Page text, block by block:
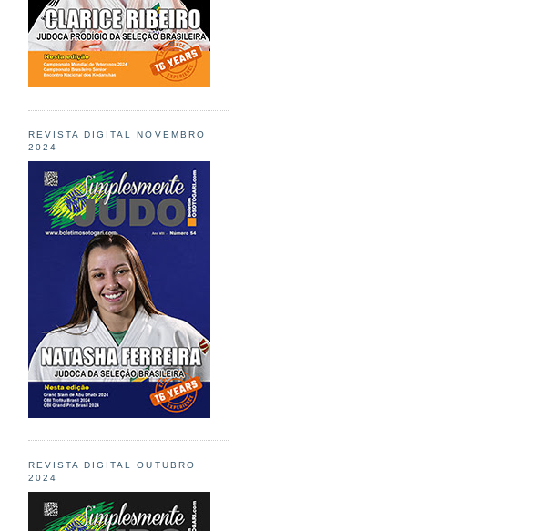
REVISTA DIGITAL NOVEMBRO
2024
REVISTA DIGITAL OUTUBRO
2024